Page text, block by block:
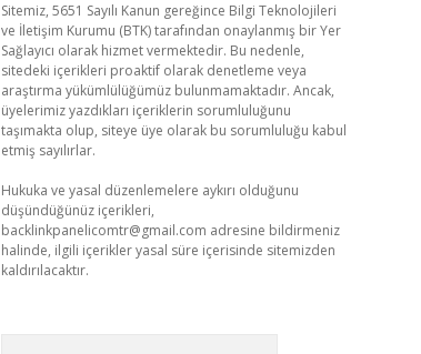
Sitemiz, 5651 Sayılı Kanun gereğince Bilgi Teknolojileri
ve İletişim Kurumu (BTK) tarafından onaylanmış bir Yer
Sağlayıcı olarak hizmet vermektedir. Bu nedenle,
sitedeki içerikleri proaktif olarak denetleme veya
araştırma yükümlülüğümüz bulunmamaktadır. Ancak,
üyelerimiz yazdıkları içeriklerin sorumluluğunu
taşımakta olup, siteye üye olarak bu sorumluluğu kabul
etmiş sayılırlar.
Hukuka ve yasal düzenlemelere aykırı olduğunu
düşündüğünüz içerikleri,
backlinkpanelicomtr@gmail.com adresine bildirmeniz
halinde, ilgili içerikler yasal süre içerisinde sitemizden
kaldırılacaktır.